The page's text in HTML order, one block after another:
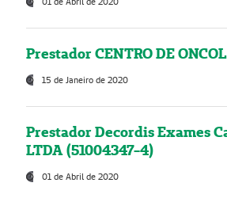
Prestador CENTRO DE
15 de Janeiro de 2020
Prestador Decordis Exames
LTDA (51004347-4)
01 de Abril de 2020